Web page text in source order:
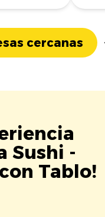
cercanas
Sushi -
Tablo!